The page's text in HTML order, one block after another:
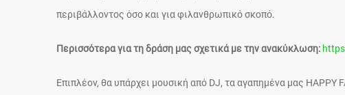
περιβάλλοντος όσο και για φιλανθρωπικό σκοπό.
Περισσότερα για τη δράση μας σχετικά με την ανακύκλωση:
Επιπλέον, θα υπάρχει μουσική από DJ, τα αγαπημένα μας